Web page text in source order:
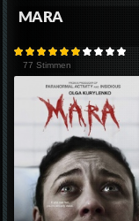
MARA
77 Stimmen